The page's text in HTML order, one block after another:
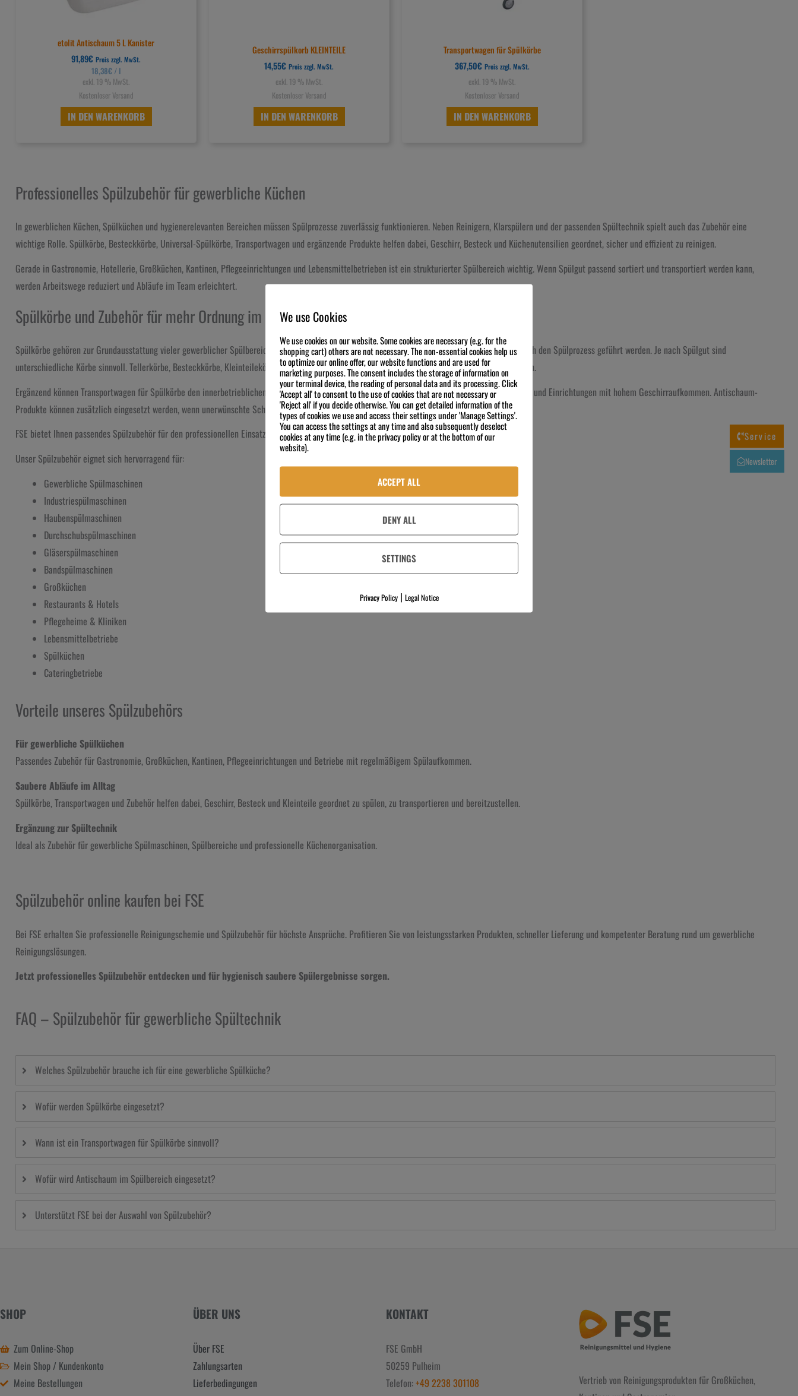
etolit Antischaum 5 L Kanister
91,89€ Preis zzgl. MwSt.
18,38€ / l
exkl. 19 % MwSt.
Kostenloser Versand
IN DEN WARENKORB
Geschirrspülkorb KLEINTEILE
14,55€ Preis zzgl. MwSt.
exkl. 19 % MwSt.
Kostenloser Versand
IN DEN WARENKORB
Transportwagen für Spülkörbe
367,50€ Preis zzgl. MwSt.
exkl. 19 % MwSt.
Kostenloser Versand
IN DEN WARENKORB
Professionelles Spülzubehör für gewerbliche Küchen
In gewerblichen Küchen, Spülküchen und hygienerelevanten Bereichen müssen Spülprozesse zuverlässig funktionieren. Neben Reinigern, Klarspülern und der passenden Spültechnik spielt auch das Zubehör eine
wichtige Rolle. Spülkörbe, Besteckkörbe, Universal-Spülkörbe, Transportwagen und ergänzende Produkte helfen dabei, Geschirr, Besteck und Küchenutensilien geordnet, sicher und effizient zu reinigen.
Gerade in Gastronomie, Hotellerie, Großküchen, Kantinen, Pflegeeinrichtungen und Lebensmittelbetrieben ist ein strukturierter Spülbereich wichtig. Wenn Spülgut passend sortiert und transportiert werden kann,
werden Arbeitswege reduziert und Abläufe im Team erleichtert.
Spülkörbe und Zubehör für mehr Ordnung im Spülprozess
Spülkörbe gehören zur Grundausstattung vieler gewerblicher Spülbereiche. Sie sorgen dafür, dass Teller, Besteck, Gläser oder Kleinteile sicher durch den Spülprozess geführt werden. Je nach Spülgut sind
unterschiedliche Körbe sinnvoll. Tellerkörbe, Besteckkörbe, Kleinteilekörbe und Universalkörbe helfen dabei, den Spülbereich besser zu organisieren.
Ergänzend können Transportwagen für Spülkörbe den innerbetrieblichen Ablauf verbessern. Sie eignen sich besonders für größere Küchen, Kantinen und Einrichtungen mit hohem Geschirraufkommen. Antischaum-
Produkte können zusätzlich eingesetzt werden, wenn unerwünschte Schaumbildung den Spül- oder Reinigungsprozess beeinträchtigt.
FSE bietet Ihnen passendes Spülzubehör für den professionellen Einsatz und unterstützt bei der Auswahl geeigneter Produkte für Ihren Betrieb.
Unser Spülzubehör eignet sich hervorragend für:
Gewerbliche Spülmaschinen
Industriespülmaschinen
Haubenspülmaschinen
Durchschubspülmaschinen
Gläserspülmaschinen
Bandspülmaschinen
Großküchen
Restaurants & Hotels
Pflegeheime & Kliniken
Lebensmittelbetriebe
Spülküchen
Cateringbetriebe
Vorteile unseres Spülzubehörs
Für gewerbliche Spülküchen
Passendes Zubehör für Gastronomie, Großküchen, Kantinen, Pflegeeinrichtungen und Betriebe mit regelmäßigem Spülaufkommen.
Saubere Abläufe im Alltag
Spülkörbe, Transportwagen und Zubehör helfen dabei, Geschirr, Besteck und Kleinteile geordnet zu spülen, zu transportieren und bereitzustellen.
Ergänzung zur Spültechnik
Ideal als Zubehör für gewerbliche Spülmaschinen, Spülbereiche und professionelle Küchenorganisation.
Spülzubehör online kaufen bei FSE
Bei FSE erhalten Sie professionelle Reinigungschemie und Spülzubehör für höchste Ansprüche. Profitieren Sie von leistungsstarken Produkten, schneller Lieferung und kompetenter Beratung rund um gewerbliche
Reinigungslösungen.
Jetzt professionelles Spülzubehör entdecken und für hygienisch saubere Spülergebnisse sorgen.
FAQ – Spülzubehör für gewerbliche Spültechnik
Welches Spülzubehör brauche ich für eine gewerbliche Spülküche?
Wofür werden Spülkörbe eingesetzt?
Wann ist ein Transportwagen für Spülkörbe sinnvoll?
Wofür wird Antischaum im Spülbereich eingesetzt?
Unterstützt FSE bei der Auswahl von Spülzubehör?
SHOP
Zum Online-Shop
Mein Shop / Kundenkonto
Meine Bestellungen
ÜBER UNS
Über FSE
Zahlungsarten
Lieferbedingungen
KONTAKT
FSE GmbH
50259 Pulheim
Telefon:+49 2238 301108
Vertrieb von Reinigungsprodukten für Großküchen,
We use Cookies
We use cookies on our website. Some cookies are necessary (e.g. for the
shopping cart) others are not necessary. The non-essential cookies help us
to optimize our online offer, our website functions and are used for
marketing purposes. The consent includes the storage of information on
your terminal device, the reading of personal data and its processing. Click
'Accept all' to consent to the use of cookies that are not necessary or
'Reject all' if you decide otherwise. You can get detailed information of the
types of cookies we use and access their settings under 'Manage Settings'.
You can access the settings at any time and also subsequently deselect
cookies at any time (e.g. in the privacy policy or at the bottom of our
website).
ACCEPT ALL
DENY ALL
SETTINGS
Privacy Policy| Legal Notice
Service
Newsletter